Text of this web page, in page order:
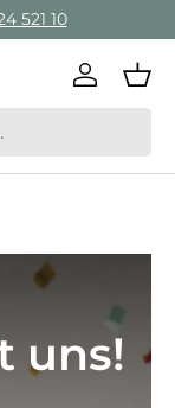
924 521 22
uns!